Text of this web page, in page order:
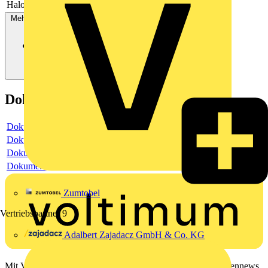
Zumtobel
Vertriebspartner 9
Adalbert Zajadacz GmbH & Co. KG
Halogenfrei
Ja
Mehr anzeigen
Dokumente
Dokument
Dokument
Dokument
Dokument